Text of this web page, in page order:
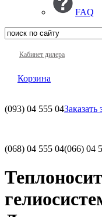
FAQ
Кабинет дилера
Корзина
(093) 04 555 04Заказать
(068) 04 555 04(066) 04